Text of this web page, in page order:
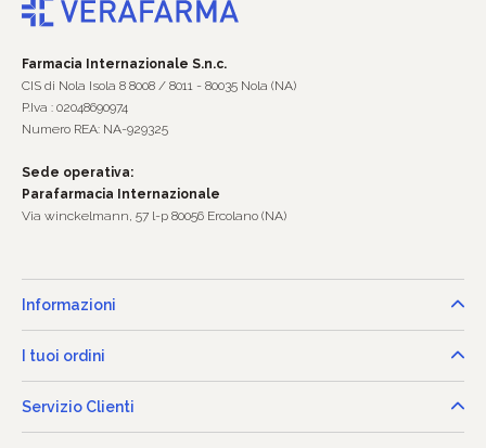
Farmacia Internazionale S.n.c.
CIS di Nola Isola 8 8008 / 8011 - 80035 Nola (NA)
P.Iva : 02048690974
Numero REA: NA-929325
Sede operativa:
Parafarmacia Internazionale
Via winckelmann, 57 l-p 80056 Ercolano (NA)
Informazioni
I tuoi ordini
Servizio Clienti